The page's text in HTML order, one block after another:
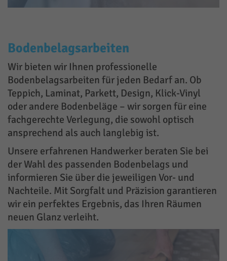
Bodenbelagsarbeiten
Wir bieten wir Ihnen professionelle
Bodenbelagsarbeiten für jeden Bedarf an. Ob
Teppich, Laminat, Parkett, Design, Klick-Vinyl
oder andere Bodenbeläge – wir sorgen für eine
fachgerechte Verlegung, die sowohl optisch
ansprechend als auch langlebig ist.
Unsere erfahrenen Handwerker beraten Sie bei
der Wahl des passenden Bodenbelags und
informieren Sie über die jeweiligen Vor- und
Nachteile. Mit Sorgfalt und Präzision garantieren
wir ein perfektes Ergebnis, das Ihren Räumen
neuen Glanz verleiht.